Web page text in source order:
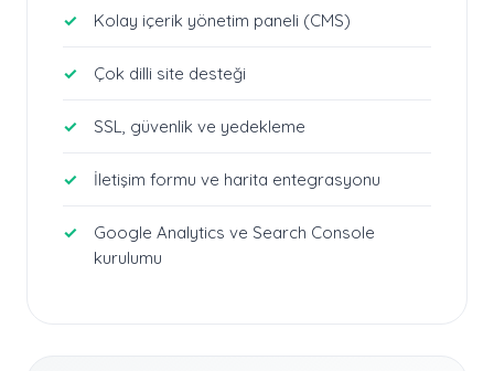
Kolay içerik yönetim paneli (CMS)
Çok dilli site desteği
SSL, güvenlik ve yedekleme
İletişim formu ve harita entegrasyonu
Google Analytics ve Search Console
kurulumu